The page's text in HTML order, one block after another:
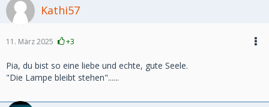
Kathi57
11. März 2025 +3
Pia, du bist so eine liebe und echte, gute Seele.
"Die Lampe bleibt stehen"......